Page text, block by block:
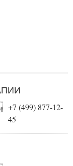
+7 (499) 877-12-
45